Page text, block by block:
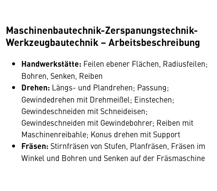
Maschinenbautechnik-Zerspanungstechnik-
Werkzeugbautechnik – Arbeitsbeschreibung
Handwerkstätte: Feilen ebener Flächen, Radiusfeilen;
Bohren, Senken, Reiben
Drehen: Längs- und Plandrehen; Passung;
Gewindedrehen mit Drehmeißel; Einstechen;
Gewindeschneiden mit Schneideisen;
Gewindeschneiden mit Gewindebohrer; Reiben mit
Maschinenreibahle; Konus drehen mit Support
Fräsen: Stirnfräsen von Stufen, Planfräsen, Fräsen im
Winkel und Bohren und Senken auf der Fräsmaschine